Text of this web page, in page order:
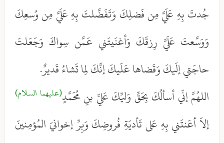
جُدتَ بِهِ عَلَيَّ مِن فَضلِكَ وَتَفَضَّلتَ بِهِ عَلَيَّ مِن وُسعِكَ
وَوَسَّعتَ عَلَيَّ رِزقَكَ وَأغنَيتَني عَمَّن سِواكَ وَجَعَلتَ
حاجَتي إلَيكَ وَقَضاها عَلَيكَ إنَّكَ لِما تَشاءُ قَديرٌ.
اللهُمَّ إنّي أسألُكَ بِحَقِّ وَليِّكَ عَليِّ بنِ مُحَمَّدٍ(عليهما السلام)
إلاّ أعَنتَني بِهِ عَلى تَأديَةِ فُروضِكَ وَبِرِّ إخوانيَ المُؤمِنينَ